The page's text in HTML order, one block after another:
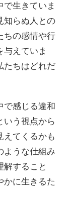
生きていま
知らぬ人との
ちの感情や行
えていま
たちはどれだ
で感じる違和
いう視点から
えてくるかも
ような仕組み
解すること
かに生きるた